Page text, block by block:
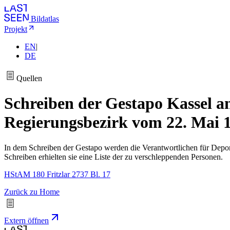
Bildatlas
Projekt
EN|
DE
Quellen
Schreiben der Gestapo Kassel
Regierungsbezirk vom 22. Mai
In dem Schreiben der Gestapo werden die Verantwortlichen für
Schreiben erhielten sie eine Liste der zu verschleppenden Personen.
HStAM 180 Fritzlar 2737 Bl. 17
Zurück zu Home
Extern öffnen